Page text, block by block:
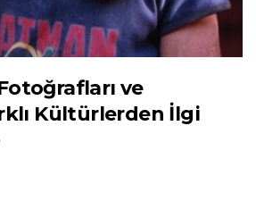
ve
Kültürlerden İlgi